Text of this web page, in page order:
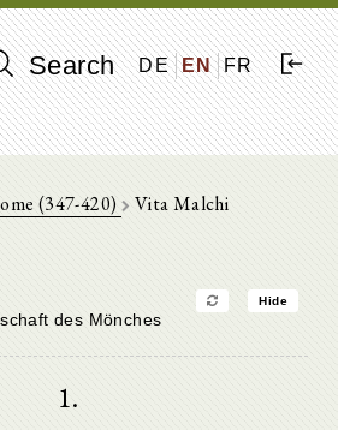
Search DE EN FR
(347-420) Vita Malchi
Hide
des Mönches
1.